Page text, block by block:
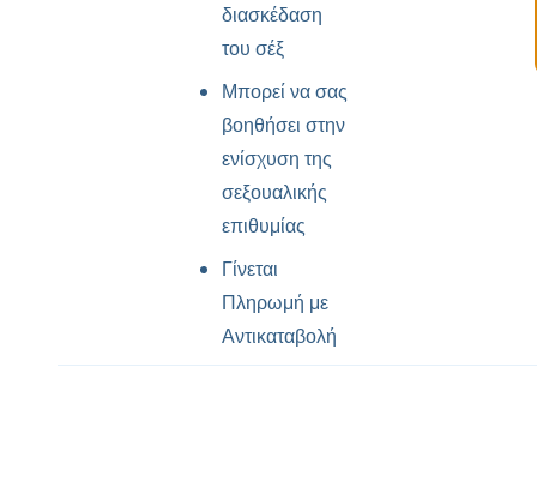
διασκέδαση
του σέξ
Μπορεί να σας
βοηθήσει στην
ενίσχυση της
σεξουαλικής
επιθυμίας
Γίνεται
Πληρωμή με
Αντικαταβολή